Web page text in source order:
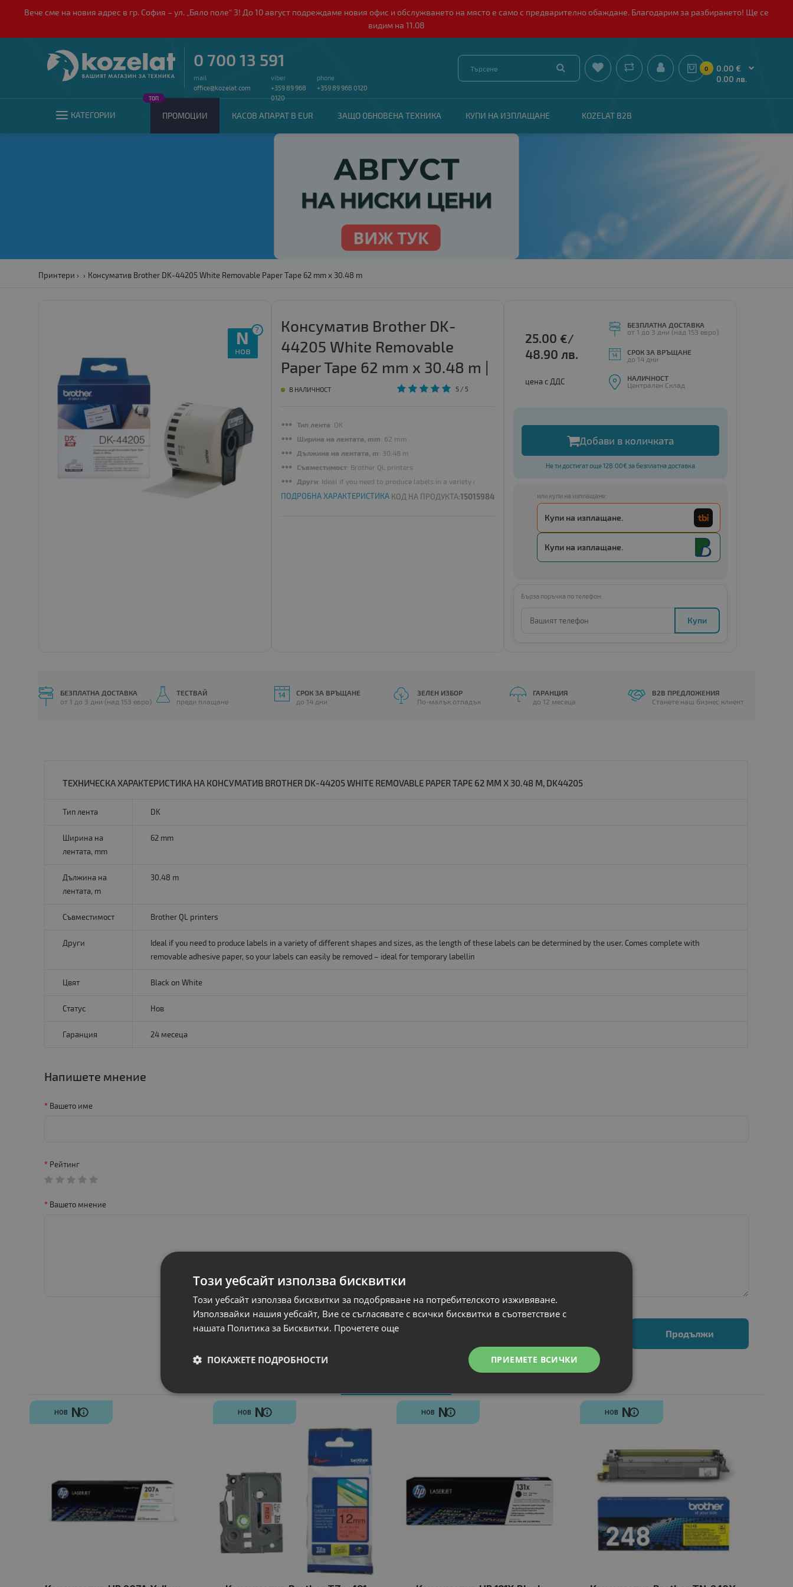
Вече сме на новия адрес в гр. София – ул. „Бяло поле“ 3! До 10 август подреждаме новия офис и обслужването на място е само с предварително обаждане. Благодарим за разбирането! Ще се
видим на 11.08
0 700 13 591
mail
office@kozelat.com
viber
+359 89 968
0120
phone
+359 89 968 0120
 0

0.00 €
0.00 лв.
КАТЕГОРИИ ПРОМОЦИИ
ТОП
КАСОВ АПАРАТ В EUR ЗАЩО ОБНОВЕНА ТЕХНИКА КУПИ НА ИЗПЛАЩАНЕ KOZELAT B2B
Принтери Консуматив Brother DK-44205 White Removable Paper Tape 62 mm x 30.48 m
?
N
нов
Консуматив Brother DK-
44205 White Removable
Paper Tape 62 mm x 30.48 m |
ID - 136479
В НАЛИЧНОСТ 5 / 5
Тип лента: DK
Ширина на лентата, mm: 62 mm
Дължина на лентата, m: 30.48 m
Съвместимост: Brother QL printers
Други: Ideal if you need to produce labels in a variety of different shapes and sizes, as the length of these labels can be determined by the user.
ПОДРОБНА ХАРАКТЕРИСТИКА КОД НА ПРОДУКТА:15015984
25.00 €/
48.90 лв.
цена с ДДС
БЕЗПЛАТНА ДОСТАВКА
от 1 до 3 дни (над 153 евро)
СРОК ЗА ВРЪЩАНЕ
до 14 дни
НАЛИЧНОСТ
Централен Склад
Добави в количката
Не ти достигат още 128.00€ за безплатна доставка
или купи на изплащане:
Купи с
Amount below minimum
Купи на изплащане.
Купи на изплащане.
Бърза поръчка по телефон:
Купи
БЕЗПЛАТНА ДОСТАВКА
от 1 до 3 дни (над 153 евро)
ТЕСТВАЙ
преди плащане
СРОК ЗА ВРЪЩАНЕ
до 14 дни
ЗЕЛЕН ИЗБОР
По-малък отпадък
ГАРАНЦИЯ
до 12 месеца
B2B ПРЕДЛОЖЕНИЯ
Станете наш бизнес клиент
ТЕХНИЧЕСКА ХАРАКТЕРИСТИКА НА КОНСУМАТИВ BROTHER DK-44205 WHITE REMOVABLE PAPER TAPE 62 MM X 30.48 M, DK44205
Тип лента DK
Ширина на
лентата, mm
62 mm
Дължина на
лентата, m
30.48 m
Съвместимост Brother QL printers
Други
Ideal if you need to produce labels in a variety of different shapes and sizes, as the length of these labels can be determined by the user. Comes complete with
removable adhesive paper, so your labels can easily be removed – ideal for temporary labellin
Цвят Black on White
Статус Нов
Гаранция 24 месеца
Напишете мнение
Вашето име
Рейтинг
Вашето мнение
Продължи
НОВ N НОВ N НОВ N НОВ N
Този уебсайт използва бисквитки
Този уебсайт използва бисквитки за подобряване на потребителското изживяване.
Използвайки нашия уебсайт, Вие се съгласявате с всички бисквитки в съответствие с
нашата Политика за Бисквитки. Прочетете още
ПРИЕМЕТЕ ВСИЧКИ
ПОКАЖЕТЕ ПОДРОБНОСТИ